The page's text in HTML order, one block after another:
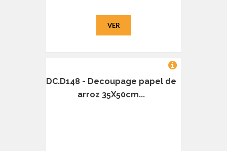
VER
DC.D148 - Decoupage papel de
arroz 35X50cm...